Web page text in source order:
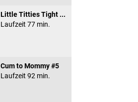
Little Titties Tight ...
Laufzeit 77 min.
Cum to Mommy #5
Laufzeit 92 min.